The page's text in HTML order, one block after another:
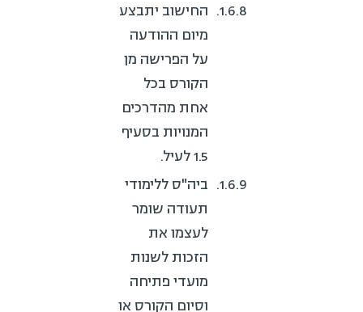
החישוב יתבצע
מיום ההודעה
על הפרישה מן
הקורס בכל
אחת מהדרכים
המנויות בסעיף
‎1.5 לעיל.
ביה"ס ללימודי
תעודה שומר
לעצמו את
הזכות לשנות
מועדי פתיחה
וסיום הקורס או